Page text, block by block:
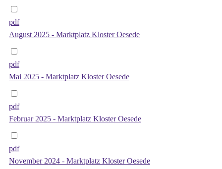
pdf
August 2025 - Marktplatz Kloster Oesede
pdf
Mai 2025 - Marktplatz Kloster Oesede
pdf
Februar 2025 - Marktplatz Kloster Oesede
pdf
November 2024 - Marktplatz Kloster Oesede